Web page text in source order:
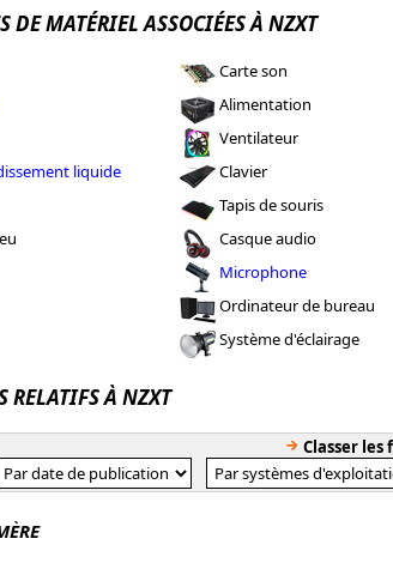
DE MATÉRIEL ASSOCIÉES À NZXT
Carte son
Alimentation
Ventilateur
liquide
Clavier
Tapis de souris
Casque audio
Microphone
Ordinateur de bureau
Système d'éclairage
RELATIFS À NZXT
Classer les